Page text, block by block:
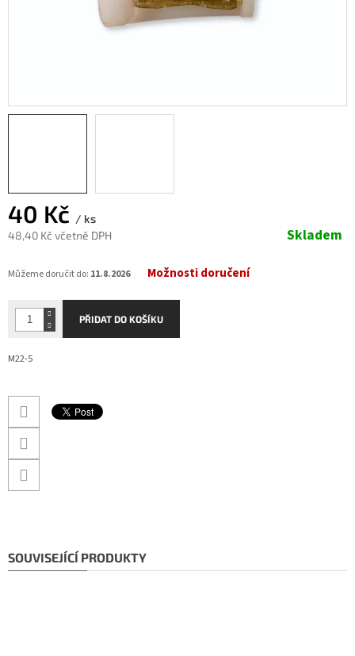
40 Kč / ks
48,40 Kč včetně DPH
cena:
Skladem
Můžeme doručit do: 11.8.2026 Možnosti doručení
PŘIDAT DO KOŠÍKU
M22-5
SOUVISEJÍCÍ PRODUKTY